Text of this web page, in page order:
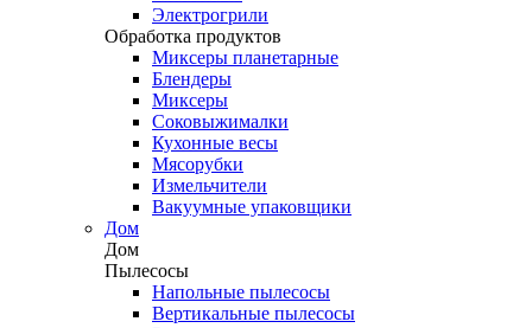
Электрогрили
Обработка продуктов
Миксеры планетарные
Блендеры
Миксеры
Соковыжималки
Кухонные весы
Мясорубки
Измельчители
Вакуумные упаковщики
Дом
Дом
Пылесосы
Напольные пылесосы
Вертикальные пылесосы